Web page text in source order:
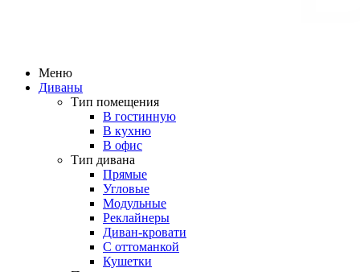
Меню
Диваны
Тип помещения
В гостинную
В кухню
В офис
Тип дивана
Прямые
Угловые
Модульные
Реклайнеры
Диван-кровати
С оттоманкой
Кушетки